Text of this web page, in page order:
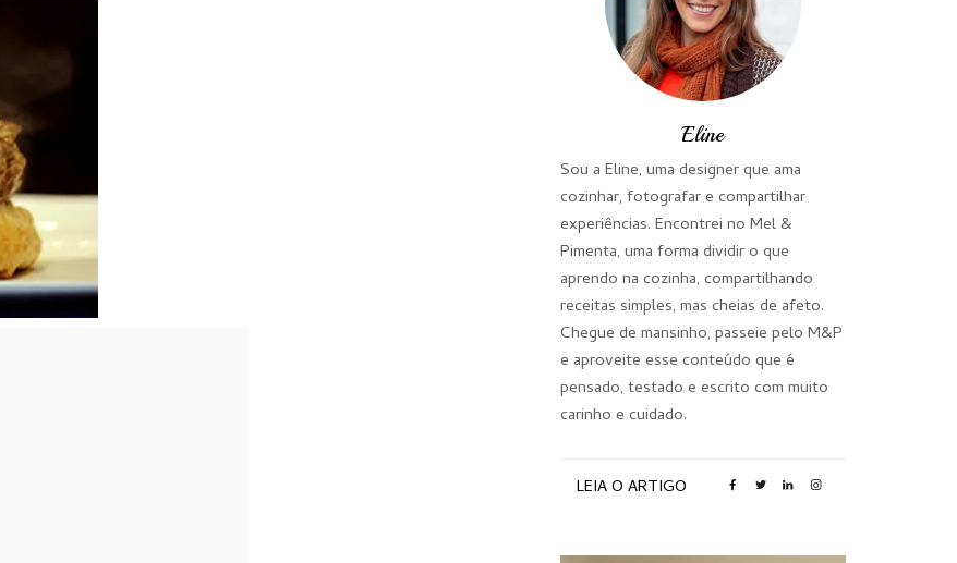
Eline
Sou a Eline, uma designer que ama
cozinhar, fotografar e compartilhar
experiências. Encontrei no Mel &
Pimenta, uma forma dividir o que
aprendo na cozinha, compartilhando
receitas simples, mas cheias de afeto.
Chegue de mansinho, passeie pelo M&P
e aproveite esse conteúdo que é
pensado, testado e escrito com muito
carinho e cuidado.
LEIA O ARTIGO